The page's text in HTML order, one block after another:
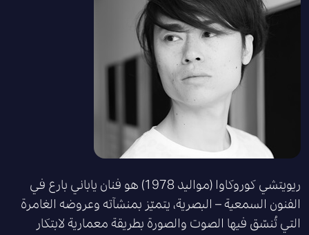
ريويتشي كوروكاوا (مواليد 1978) هو فنان ياباني بارع في
الفنون السمعية – البصرية، يتميّز بمنشآته وعروضه الغامرة
التي تُنسّق فيها الصوت والصورة بطريقة معمارية لابتكار